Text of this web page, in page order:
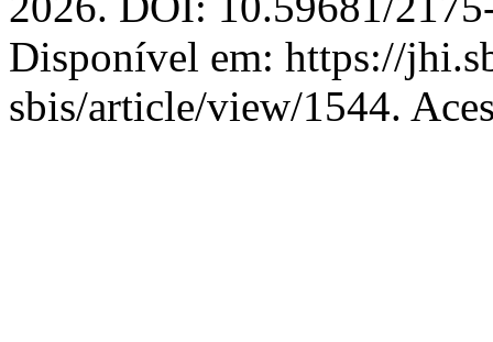
Disponível em: https://
sbis/article/view/1544.